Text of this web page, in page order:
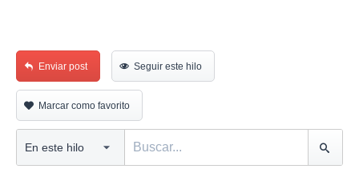
Enviar post Seguir este hilo
Marcar como favorito